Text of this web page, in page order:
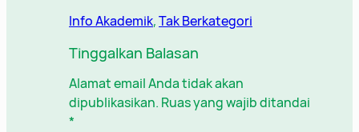
Info Akademik, Tak Berkategori
Tinggalkan Balasan
Alamat email Anda tidak akan
dipublikasikan. Ruas yang wajib ditandai
*